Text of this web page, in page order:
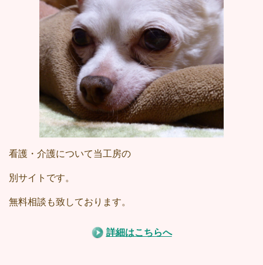
看護・介護について当工房の
別サイトです。
無料相談も致しております。
詳細はこちらへ